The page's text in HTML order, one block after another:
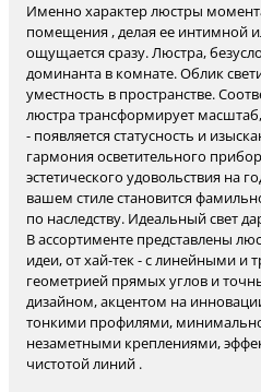
Именно характер люстры
помещения , делая ее интимной
ощущается сразу. Люстра,
доминанта в комнате. Облик
уместность в пространстве.
люстра трансформирует
- появляется статусность и
гармония осветительного
эстетического удовольствия на
вашем стиле становится
по наследству. Идеальный свет
В ассортименте представлены
идеи, от хай-тек - с линейными и
геометрией прямых углов и
дизайном, акцентом на
тонкими профилями,
незаметными креплениями,
чистотой линий .